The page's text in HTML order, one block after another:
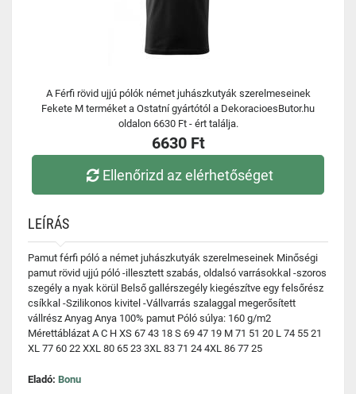
A Férfi rövid ujjú pólók német juhászkutyák szerelmeseinek
Fekete M terméket a Ostatní gyártótól a DekoracioesButor.hu
oldalon 6630 Ft - ért találja.
6630 Ft
Ellenőrizd az elérhetőséget
LEÍRÁS
Pamut férfi póló a német juhászkutyák szerelmeseinek Minőségi
pamut rövid ujjú póló -illesztett szabás, oldalsó varrásokkal -szoros
szegély a nyak körül Belső gallérszegély kiegészítve egy felsőrész
csíkkal -Szilikonos kivitel -Vállvarrás szalaggal megerősített
vállrész Anyag Anya 100% pamut Póló súlya: 160 g/m2
Mérettáblázat A C H XS 67 43 18 S 69 47 19 M 71 51 20 L 74 55 21
XL 77 60 22 XXL 80 65 23 3XL 83 71 24 4XL 86 77 25
Eladó: Bonu